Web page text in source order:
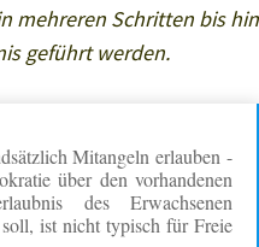
mehreren Schritten bis hin
geführt werden.
Mitangeln erlauben -
über den vorhandenen
des Erwachsenen
ist nicht typisch für Freie